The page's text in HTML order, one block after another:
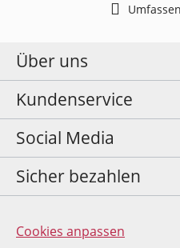
Über uns
Kundenservice
Social Media
Sicher bezahlen
Cookies anpassen